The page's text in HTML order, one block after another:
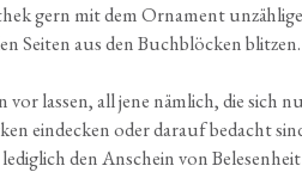
gern mit dem Orna­ment
Sei­ten aus den Buch­blö­cken blitzen.
las­sen, all jene näm­lich, die sich
ein­de­cken oder dar­auf bedacht
den Anschein von